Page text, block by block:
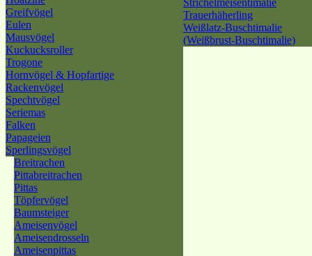
Greifvögel
Eulen
Mausvögel
Kuckucksroller
Trogone
Hornvögel & Hopfartige
Rackenvögel
Spechtvögel
Seriemas
Falken
Papageien
Sperlingsvögel
Breitrachen
Pittabreitrachen
Pittas
Töpfervögel
Baumsteiger
Ameisenvögel
Ameisendrosseln
Ameisenpittas
Strichelmeisentimalie
Trauerhäherling
Weißlatz-Buschtimalie
(Weißbrust-Buschtimalie)